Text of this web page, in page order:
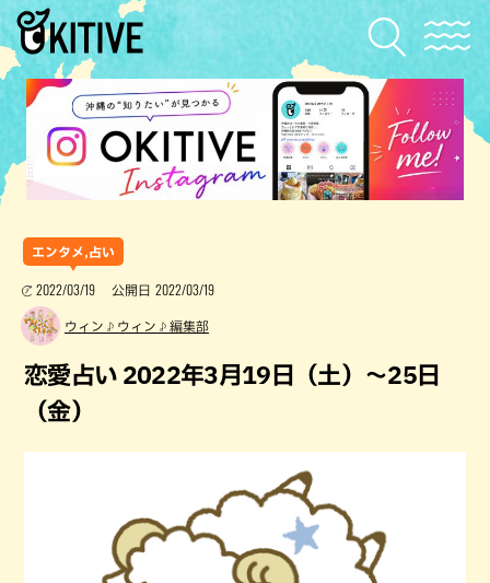
エンタメ,占い
2022/03/19 公開日 2022/03/19
ウィン♪ウィン♪編集部
恋愛占い 2022年3月19日（土）～25日
（金）